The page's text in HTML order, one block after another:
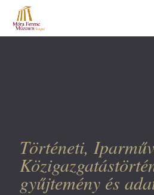
Történeti,
gyűjtemény és